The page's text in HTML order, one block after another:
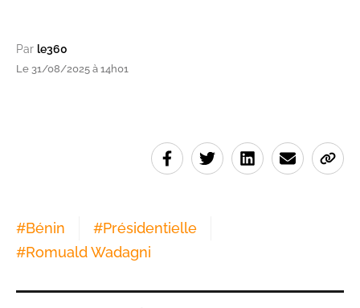
Par le360
Le 31/08/2025 à 14h01
#Bénin #Présidentielle
#Romuald Wadagni